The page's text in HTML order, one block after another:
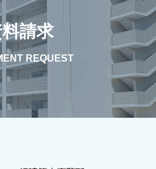
請求
REQUEST